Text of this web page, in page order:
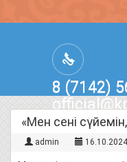
8 (7142)
г.Костанай,
Батыра, 3
«Мен сені
admin 16.10.2024